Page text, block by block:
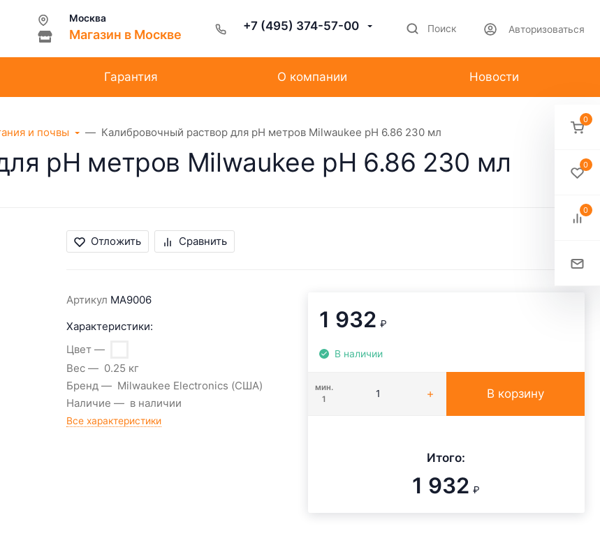
Москва
Магазин в Москве
+7 (495) 374-57-00 Поиск Авторизоваться
Гарантия О компании Новости
и почвы Калибровочный раствор для pH метров Milwaukee pH 6.86 230 мл
pH метров Milwaukee pH 6.86 230 мл
Отложить Сравнить
Артикул MA9006
Характеристики:
Цвет
Вес
0.25 кг
Бренд
Milwaukee Electronics (США)
Наличие
в наличии
Все характеристики
1 932 ₽
В наличии
мин.
1
В корзину
Итого:
1 932 ₽
0
0
0